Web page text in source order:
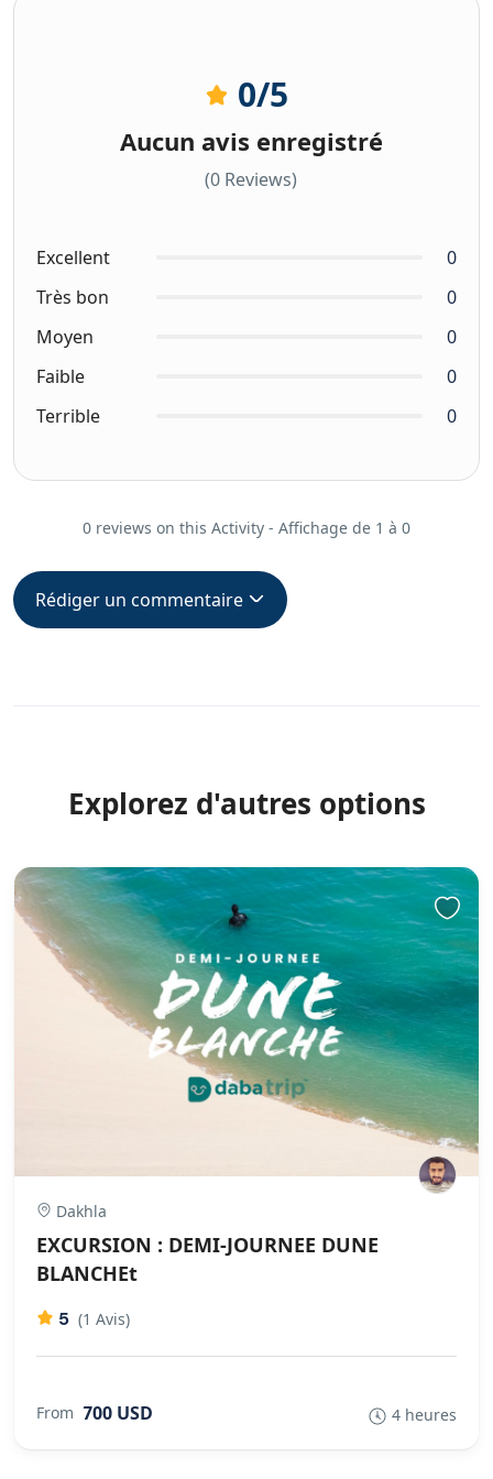
0/5
Aucun avis enregistré
(0 Reviews)
Excellent
0
Très bon
0
Moyen
0
Faible
0
Terrible
0
0 reviews on this Activity - Affichage de 1 à 0
Rédiger un commentaire
Explorez d'autres options
Dakhla
EXCURSION : DEMI-JOURNEE DUNE
BLANCHEt
5 (1 Avis)
From 700 USD 4 heures